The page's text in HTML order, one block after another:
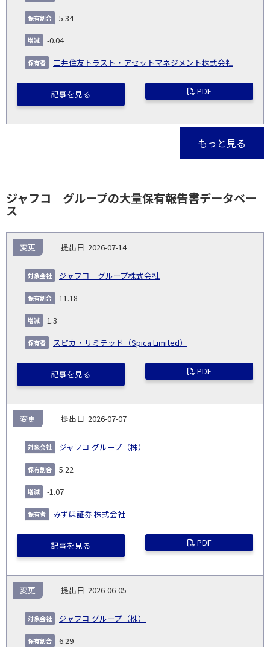
5.34
-0.04
三井住友トラスト・アセットマネジメント株式会社
記事を見る PDF
もっと見る
ジャフコ グループの大量保有報告書データベー
ス
NO.
告
義
務
発
生
日
出
コー
象
業
種
2026-07-14
ジャフコ グループ株式会社
変更
11.18
1.3
スピカ・リミテッド（Spica Limited）
記事を見る PDF
2026-07-07
ジャフコ グループ（株）
変更
5.22
-1.07
みずほ証券 株式会社
記事を見る PDF
2026-06-05
ジャフコ グループ（株）
変更
6.29